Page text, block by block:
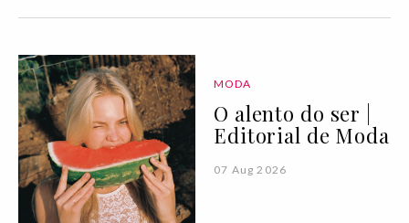
MODA
O alento do ser |
Editorial de Moda
07 Aug 2026